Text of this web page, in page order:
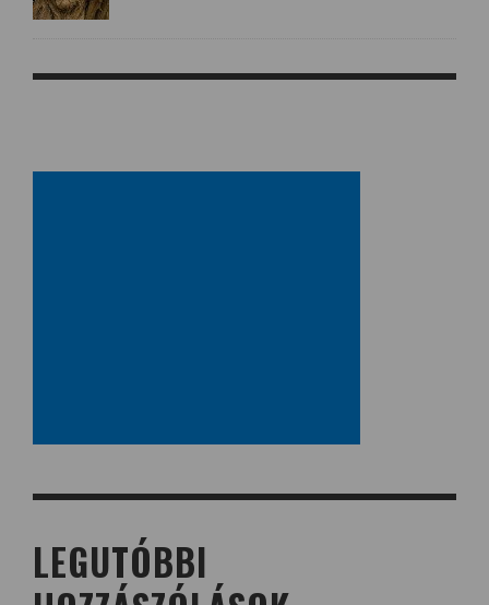
LEGUTÓBBI